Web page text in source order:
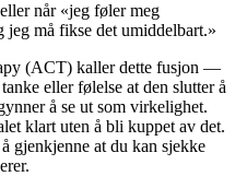
når «jeg føler meg
må fikse det umiddelbart.»
(ACT) kaller dette fusjon —
eller følelse at den slutter å
å se ut som virkelighet.
klart uten å bli kuppet av det.
gjenkjenne at du kan sjekke